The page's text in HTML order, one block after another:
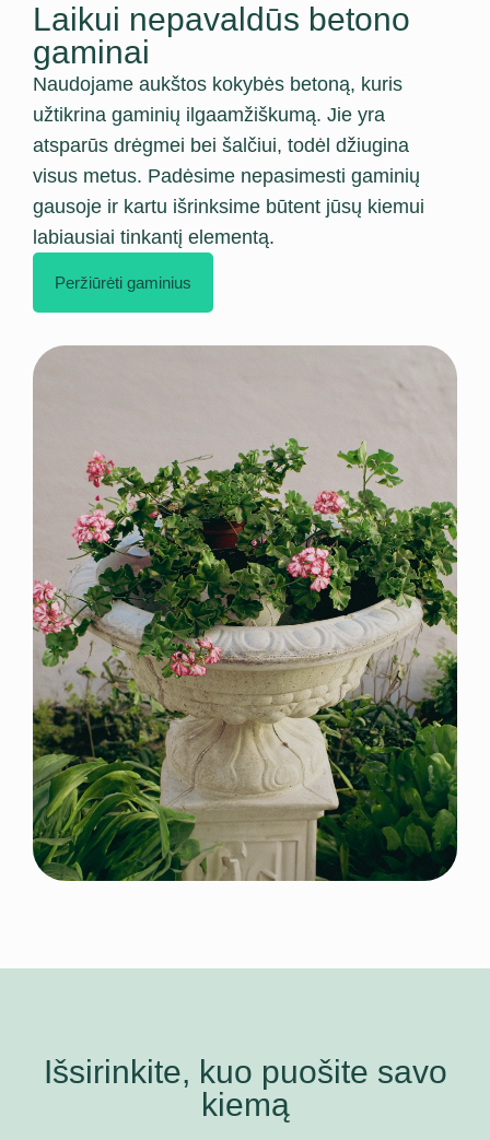
Laikui nepavaldūs betono
gaminai
Naudojame aukštos kokybės betoną, kuris
užtikrina gaminių ilgaamžiškumą. Jie yra
atsparūs drėgmei bei šalčiui, todėl džiugina
visus metus. Padėsime nepasimesti gaminių
gausoje ir kartu išrinksime būtent jūsų kiemui
labiausiai tinkantį elementą.
Peržiūrėti gaminius
Išsirinkite, kuo puošite savo
kiemą